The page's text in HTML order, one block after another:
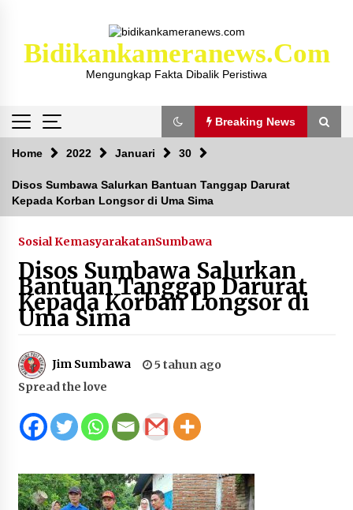
Bidikankameranews.com
Mengungkap Fakta Dibalik Peristiwa
Breaking News
Breaking News
Kejaksaan KSB Mulai Lidik Mafia Tanah Desa
Sekongkang Bawah
2 tahun ago
Laporan Dugaan Pencabulan di Desa Sepayung
Kec. Plampang, Polres Sumbawa Pastikan
Proses Penyelidikan Berjalan Maksimal
4 minggu ago
Anggota Satlantas Polres Sumbawa, Briptu
Juanda, Edukasi Masyarakat dalam Mengurus
Administrasi Kendaraan Berupa SIM
HUT ke-46 Dekranas di Makassar, di Hadapan
4 minggu ago
Home 2022 Januari 30
Disos Sumbawa Salurkan Bantuan Tanggap Darurat
Kepada Korban Longsor di Uma Sima
Sosial KemasyarakatanSumbawa
Disos Sumbawa Salurkan
Bantuan Tanggap Darurat
Kepada Korban Longsor di
Uma Sima
Jim Sumbawa
5 tahun ago
Spread the love